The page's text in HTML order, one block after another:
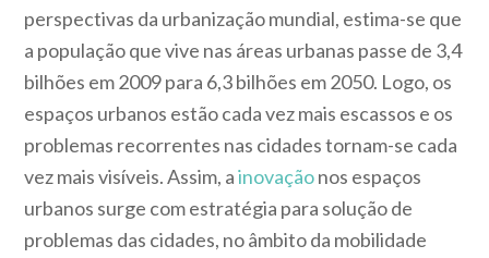
perspectivas da urbanização mundial, estima-se que
a população que vive nas áreas urbanas passe de 3,4
bilhões em 2009 para 6,3 bilhões em 2050. Logo, os
espaços urbanos estão cada vez mais escassos e os
problemas recorrentes nas cidades tornam-se cada
vez mais visíveis. Assim, ainovaçãonos espaços
urbanos surge com estratégia para solução de
problemas das cidades, no âmbito da mobilidade